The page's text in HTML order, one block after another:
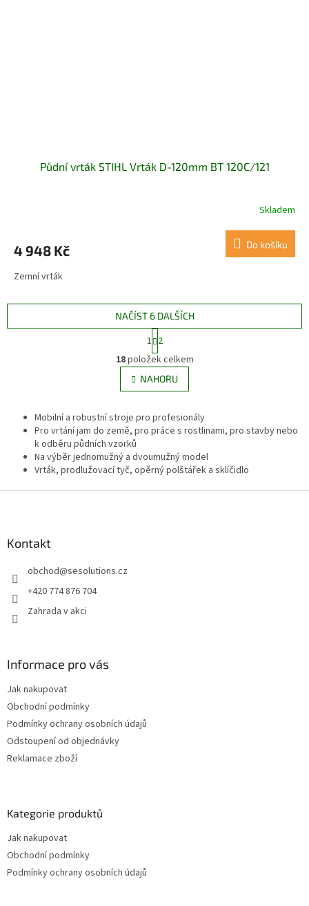
Půdní vrták STIHL Vrták D-120mm BT 120C/121
Skladem
4 948 Kč Do košíku
Zemní vrták
O
v
l
á
a
c
p
r
NAČÍST 6 DALŠÍCH
S
t
r
á
n
k
v
á
1 2
18položek celkem
NAHORU
Mobilní a robustní stroje pro profesionály
Pro vrtání jam do země, pro práce s rostlinami, pro stavby nebo
k odběru půdních vzorků
Na výběr jednomužný a dvoumužný model
Vrták, prodlužovací tyč, opěrný polštářek a sklíčidlo
Kontakt
obchod@sesolutions.cz
+420 774 876 704
Zahrada v akci
Informace pro vás
Jak nakupovat
Obchodní podmínky
Podmínky ochrany osobních údajů
Odstoupení od objednávky
Reklamace zboží
Kategorie produktů
Jak nakupovat
Obchodní podmínky
Podmínky ochrany osobních údajů